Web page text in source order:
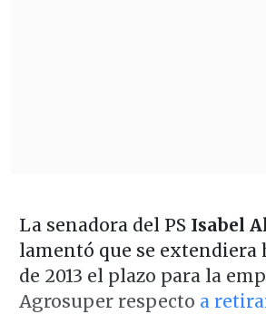
La senadora del PS Isabel
lamentó que se extendiera
de 2013 el plazo para la
Agrosuper respecto a